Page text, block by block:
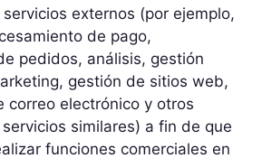
externos (por ejemplo,
de pago,
pedidos, análisis, gestión
gestión de sitios web,
correo electrónico y otros
similares) a fin de que
funciones comerciales en